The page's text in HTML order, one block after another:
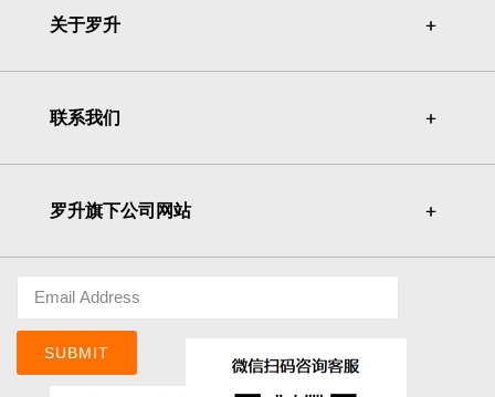
关于罗升 ＋
＋
联系我们 ＋
＋
罗升旗下公司网站 ＋
＋
SUBMIT